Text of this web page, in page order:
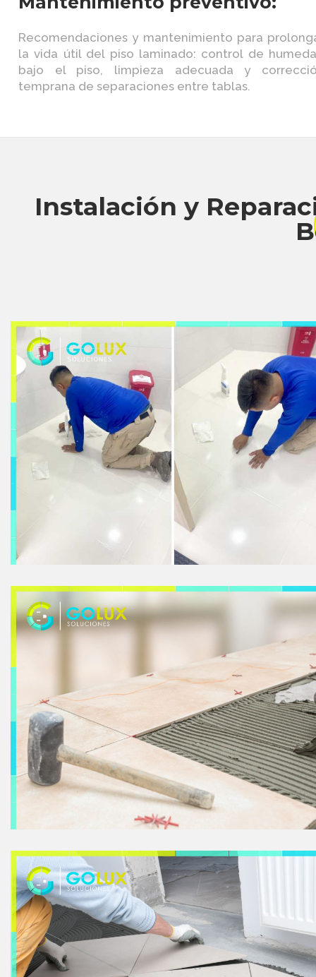
Recomendaciones y mantenimiento para
la vida útil del piso laminado: control de
bajo el piso, limpieza adecuada y
temprana de separaciones entre tablas.
Instalación y